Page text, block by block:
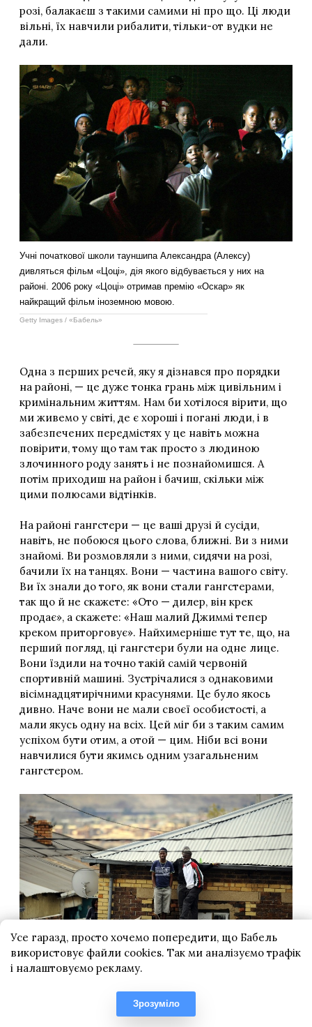
Усе гаразд, просто хочемо попередити, що Бабель
використовує файли cookies. Так ми аналізуємо трафік
і налаштовуємо рекламу.
Зрозуміло